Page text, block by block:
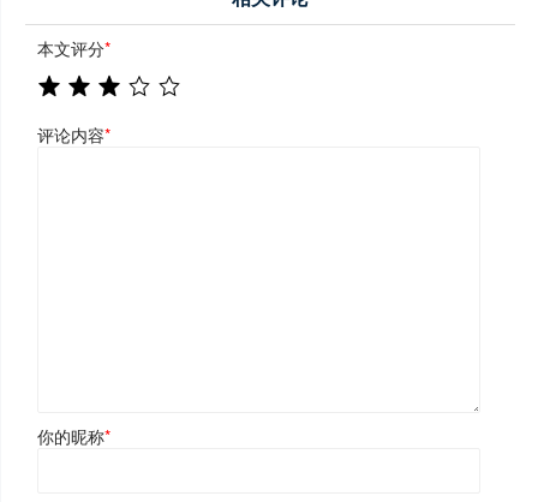
本文评分*
评论内容*
你的昵称*